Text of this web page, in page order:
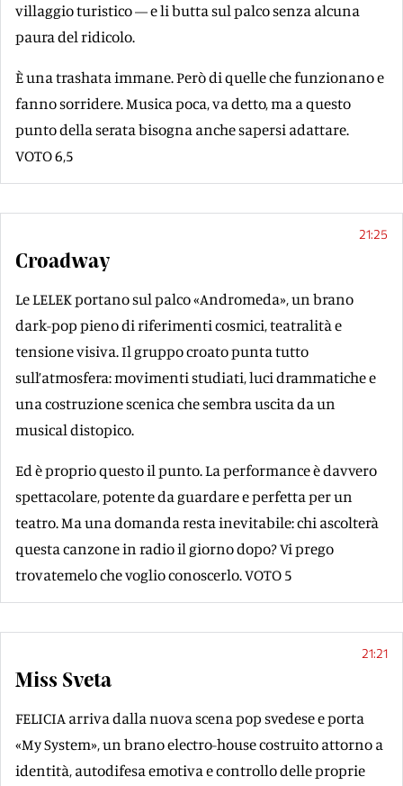
villaggio turistico — e li butta sul palco senza alcuna
paura del ridicolo.
È una trashata immane. Però di quelle che funzionano e
fanno sorridere. Musica poca, va detto, ma a questo
punto della serata bisogna anche sapersi adattare.
VOTO 6,5
21:25
Croadway
Le LELEK portano sul palco «Andromeda», un brano
dark-pop pieno di riferimenti cosmici, teatralità e
tensione visiva. Il gruppo croato punta tutto
sull’atmosfera: movimenti studiati, luci drammatiche e
una costruzione scenica che sembra uscita da un
musical distopico.
Ed è proprio questo il punto. La performance è davvero
spettacolare, potente da guardare e perfetta per un
teatro. Ma una domanda resta inevitabile: chi ascolterà
questa canzone in radio il giorno dopo? Vi prego
trovatemelo che voglio conoscerlo. VOTO 5
21:21
Miss Sveta
FELICIA arriva dalla nuova scena pop svedese e porta
«My System», un brano electro-house costruito attorno a
identità, autodifesa emotiva e controllo delle proprie